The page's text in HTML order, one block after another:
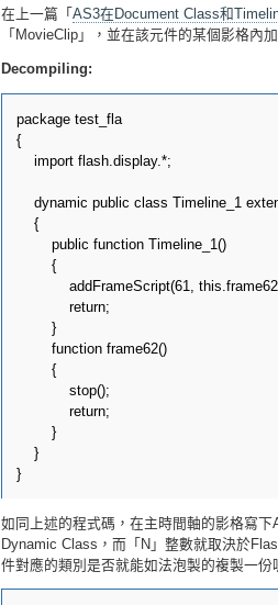
在上一篇「AS3在Document Class和
「MovieClip」，並在該元件的某個影格內
Decompiling:
package test_fla
{
    import flash.display.*;
dynamic public class Timeline_1
    {
        public function Timeline_1()
        {
addFrameScript(61,
            return;
        }
        function frame62()
        {
            stop();
            return;
        }
    }
}
如同上述的程式碼，在主時間軸的影格寫
Dynamic Class，而「N」整數就取決於
件對應的類別是否就能如法泡製的複製一